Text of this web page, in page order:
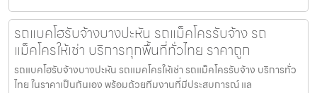
รถแบคโฮรับจ้างบางปะหัน รถแม็คโครรับจ้าง รถ
แม็คโครให้เช่า บริการทุกพื้นที่ทั่วไทย ราคาถูก
รถแบคโฮรับจ้างบางปะหัน รถแมคโครให้เช่า รถแม็คโครรับจ้าง บริการทั่ว
ไทย ในราคาเป็นกันเอง พร้อมด้วยทีมงานที่มีประสบการณ์ แล